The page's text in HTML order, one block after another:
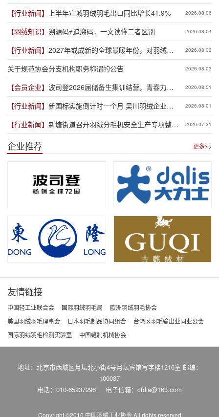
长19.3%
【行业新闻】 上半年宣城羽绒羽毛出口同比增长41.9% 2026.08.06
【羽绒知识】 溯源码≠追溯码，一文读懂二者区别 2026.08.04
【行业新闻】 2027年或成新的全球最暖年份，对羽绒产
业有何影响？
2026.08.03
关于规范协会分支机构职务称谓的公告 2026.08.03
【会员企业】 波司登2026届储备生集训结营，青春力量
赋能品牌新程
2026.08.01
【行业新闻】 新国标实施倒计时一个月 吴川羽绒企业集
体“抢跑”新规
2026.08.01
【行业新闻】 新塘街道召开羽绒分毛机安全生产专项整治
推进会
2026.07.31
企业推荐 更多>>
友情链接
中国轻工业联合会 国际羽绒羽毛局
欧洲羽绒羽毛协会
美国羽绒羽毛理事会
日本羽毛制品协同组合
台湾区羽毛输出业同业公会
国际羽绒羽毛检测实验室
中国缝制机械协会
地址：北京市西城区月坛北小街4号月坛宾馆写字楼1216室 邮编：
100037
电话：010-65237296
电子信箱：cfdia@163.com
Copyright ©2010 中国羽绒工业协会All rights reserved